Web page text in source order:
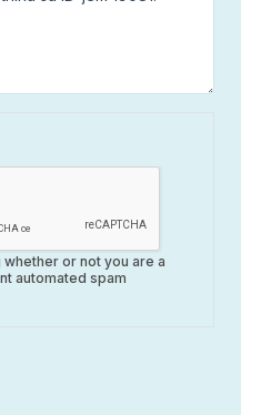
or not you are a
automated spam